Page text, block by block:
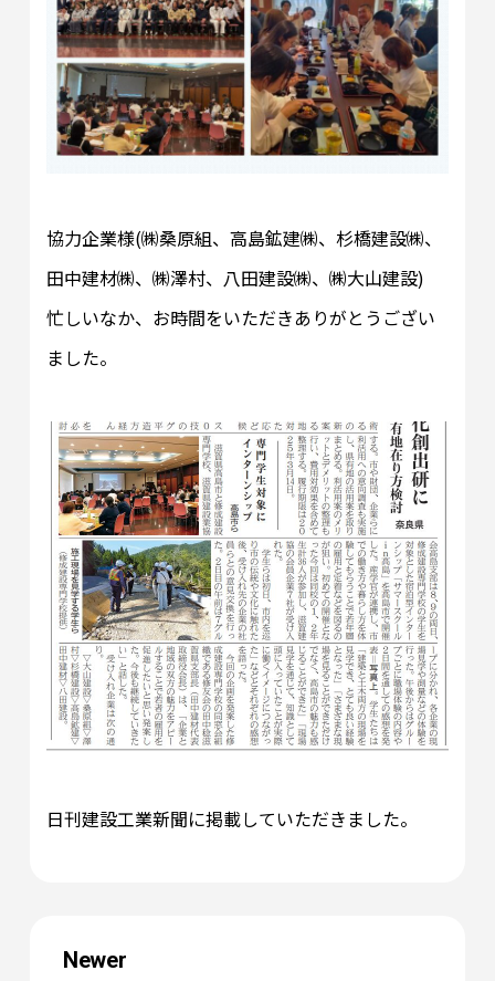
協力企業様(㈱桑原組、高島鉱建㈱、杉橋建設㈱、
田中建材㈱、㈱澤村、八田建設㈱、㈱大山建設)
忙しいなか、お時間をいただきありがとうござい
ました。
日刊建設工業新聞に掲載していただきました。
Newer